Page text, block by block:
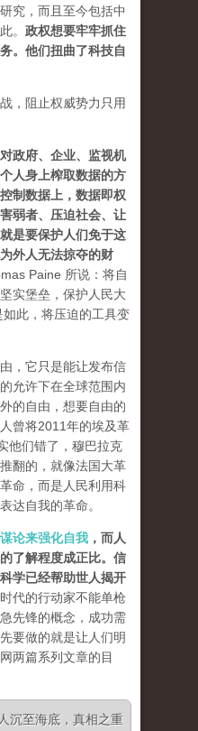
究，而且至今包括中
。 政权想要牢牢抓住
。他们扭曲了科技自
，阻止权威势力只用
政府、企业、监视机
人身上榨取数据的方
制数据上，数据即权
弱者、压迫社会、让
是要保护人们免于这
外人无法掠夺的财
Paine 所说：将自
实堡垒，保护人民大
此，将压迫的工具变
，它只是能让发布信
允许下在全球范围内
的自由，想要自由的
曾将2011年的埃及革
他们错了，穆巴拉克
翻的，就像法国大革
命，而是人民利用科
达自我的革命。
论来强化自我 ，而人
了解程度成正比。信
学已经帮助世人揭开
代的行动家不能单枪
先锋的概念，成功需
要做的就是让人们明
两篇系列文章的目
沉至海底，真相之重